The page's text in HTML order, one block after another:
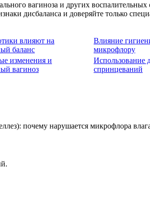
вагиноза и других
дисбаланса и доверяйте только
влияют на
баланс
Влияние
микрофлору
изменения и
вагиноз
Использование
спринцеваний